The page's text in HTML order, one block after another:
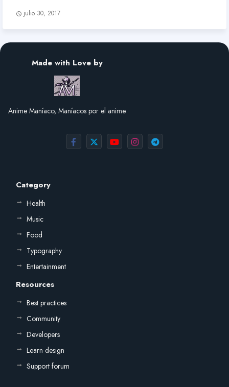
julio 30, 2017
Made with Love by
Anime Maníaco, Maníacos por el anime
Category
Health
Music
Food
Typography
Entertainment
Resources
Best practices
Community
Developers
Learn design
Support forum